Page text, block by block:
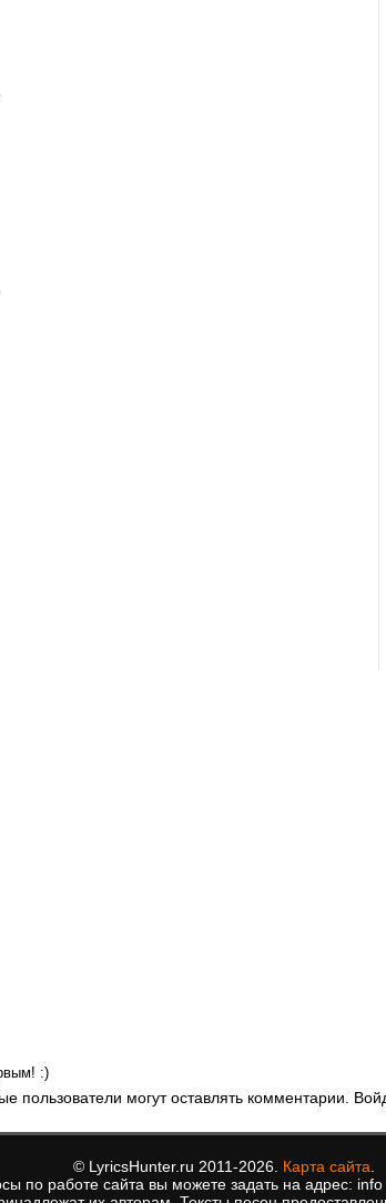
:)
пользователи могут оставлять комментарии.
© LyricsHunter.ru 2011-2026. Карта сайта
по работе сайта вы можете задать на адрес: info